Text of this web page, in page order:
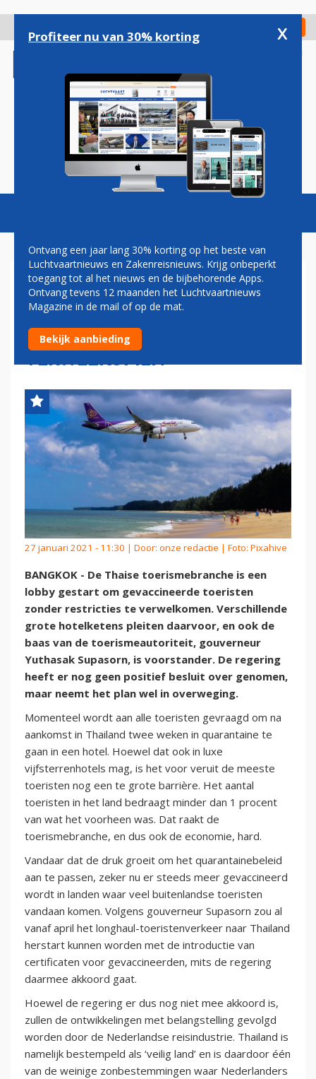
gaan
Check in
Magazine Podcasts Vacatures
THAISE TOERISMEBRANCHE
WIL GEVACCINEERDEN WEER
ZONDER RESTRICTIES
VERWELKOMEN
27 januari 2021 - 11:30 | Door: onze redactie | Foto: Pixahive
BANGKOK - De Thaise toerismebranche is een
lobby gestart om gevaccineerde toeristen
zonder restricties te verwelkomen. Verschillende
grote hotelketens pleiten daarvoor, en ook de
baas van de toerismeautoriteit, gouverneur
Yuthasak Supasorn, is voorstander. De regering
heeft er nog geen positief besluit over genomen,
maar neemt het plan wel in overweging.
Momenteel wordt aan alle toeristen gevraagd om na
aankomst in Thailand twee weken in quarantaine te
gaan in een hotel. Hoewel dat ook in luxe
vijfsterrenhotels mag, is het voor veruit de meeste
toeristen nog een te grote barrière. Het aantal
toeristen in het land bedraagt minder dan 1 procent
van wat het voorheen was. Dat raakt de
toerismebranche, en dus ook de economie, hard.
Vandaar dat de druk groeit om het quarantainebeleid
aan te passen, zeker nu er steeds meer gevaccineerd
wordt in landen waar veel buitenlandse toeristen
vandaan komen. Volgens gouverneur Supasorn zou al
vanaf april het longhaul-toeristenverkeer naar Thailand
herstart kunnen worden met de introductie van
certificaten voor gevaccineerden, mits de regering
daarmee akkoord gaat.
Hoewel de regering er dus nog niet mee akkoord is,
zullen de ontwikkelingen met belangstelling gevolgd
worden door de Nederlandse reisindustrie. Thailand is
namelijk bestempeld als ‘veilig land’ en is daardoor één
van de weinige zonbestemmingen waar Nederlanders
Profiteer nu van 30% korting x
Ontvang een jaar lang 30% korting op het beste van
Luchtvaartnieuws en Zakenreisnieuws. Krijg onbeperkt
toegang tot al het nieuws en de bijbehorende Apps.
Ontvang tevens 12 maanden het Luchtvaartnieuws
Magazine in de mail of op de mat.
Bekijk aanbieding